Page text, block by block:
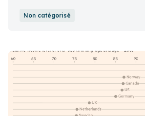
immunités, exposant désormais
Non catégorisé